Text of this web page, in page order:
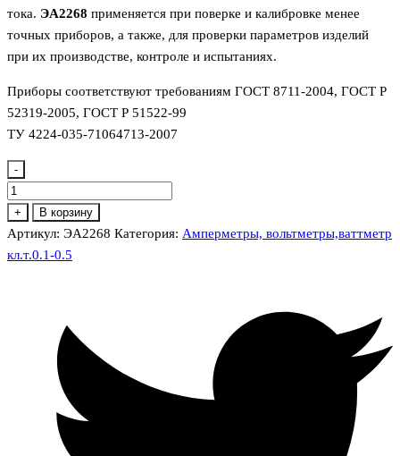
тока. ЭА2268 применяется при поверке и калибровке менее
точных приборов, а также, для проверки параметров изделий
при их производстве, контроле и испытаниях.
Приборы соответствуют требованиям ГОСТ 8711-2004, ГОСТ Р
52319-2005, ГОСТ Р 51522-99
ТУ 4224-035-71064713-2007
-
Количество
товара
ЭА2268
миллиамперметр
+ В корзину
Артикул: ЭА2268 Категория: Амперметры, вольтметры,ваттметр
кл.т.0.1-0.5